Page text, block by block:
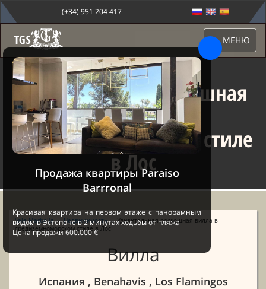
(+34) 951 204 417
МЕНЮ
Удивительная роскошная
вилла в
средиземноморском стиле
в Лос
Sale Marbella→Недвижимость→ Удивительная роскошная вилла в
средиземноморском стиле в Лос
Вилла
Испания , Benahavis , Los Flamingos
Продажа квартиры Paraiso
Barrronal
Красивая квартира на первом этаже с панорамным
видом в Эстепоне в 2 минутах ходьбы от пляжа
Цена продажи 600.000 €